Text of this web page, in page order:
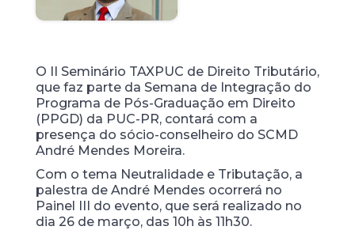
O II Seminário TAXPUC de Direito Tributário,
que faz parte da Semana de Integração do
Programa de Pós-Graduação em Direito
(PPGD) da PUC-PR, contará com a
presença do sócio-conselheiro do SCMD
André Mendes Moreira.
Com o tema Neutralidade e Tributação, a
palestra de André Mendes ocorrerá no
Painel III do evento, que será realizado no
dia 26 de março, das 10h às 11h30.